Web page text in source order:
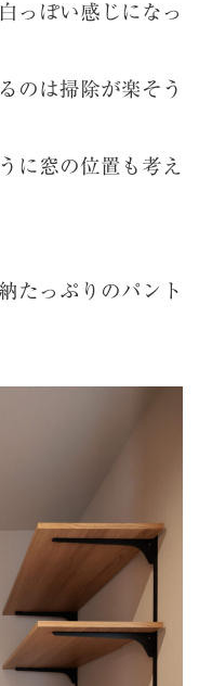
っぽい感じになっ
のは掃除が楽そう
に窓の位置も考え
たっぷりのパント